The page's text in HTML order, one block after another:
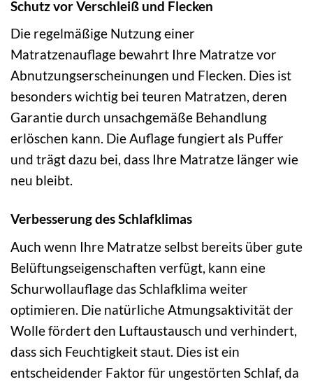
Schutz vor Verschleiß und Flecken
Die regelmäßige Nutzung einer
Matratzenauflage bewahrt Ihre Matratze vor
Abnutzungserscheinungen und Flecken. Dies ist
besonders wichtig bei teuren Matratzen, deren
Garantie durch unsachgemäße Behandlung
erlöschen kann. Die Auflage fungiert als Puffer
und trägt dazu bei, dass Ihre Matratze länger wie
neu bleibt.
Verbesserung des Schlafklimas
Auch wenn Ihre Matratze selbst bereits über gute
Belüftungseigenschaften verfügt, kann eine
Schurwollauflage das Schlafklima weiter
optimieren. Die natürliche Atmungsaktivität der
Wolle fördert den Luftaustausch und verhindert,
dass sich Feuchtigkeit staut. Dies ist ein
entscheidender Faktor für ungestörten Schlaf, da